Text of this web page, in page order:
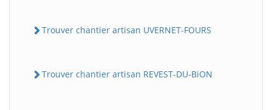
Trouver chantier artisan UVERNET-FOURS
Trouver chantier artisan REVEST-DU-BiON